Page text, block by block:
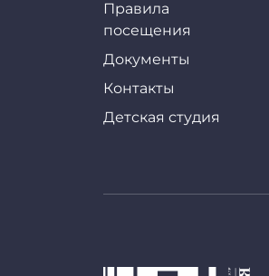
Правила
посещения
Документы
Контакты
Детская студия